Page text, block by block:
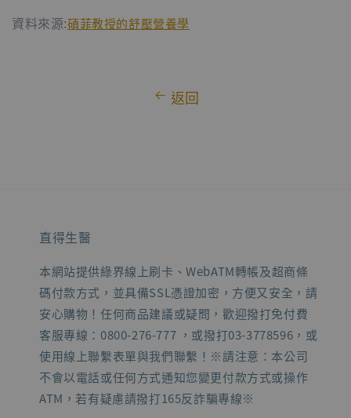
資料來源:碩菲教授的舒壓營養學
返回
直得生醫
本網站提供綠界線上刷卡、WebATM轉帳及超商條
碼付款方式，並具備SSL憑證加密，方便又安全，請
安心購物！任何商品建議或疑問，歡迎撥打免付費
客服專線：0800-276-777 ，或撥打03-3778596，或
使用線上聯繫表單與我們聯繫！※請注意：本公司
不會以電話或任何方式通知您變更付款方式或操作
ATM，若有疑慮請撥打165反詐騙專線※